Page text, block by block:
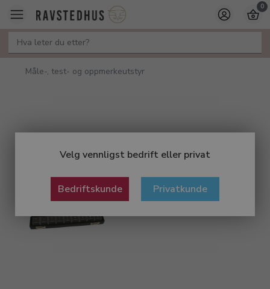
Velg vennligst bedrift eller privat
Bedriftskunde Privatkunde
0
Måle-, test- og oppmerkeutstyr